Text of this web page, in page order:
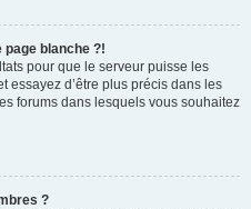
page blanche ?!
pour que le serveur puisse les
essayez d’être plus précis dans les
forums dans lesquels vous souhaitez
?